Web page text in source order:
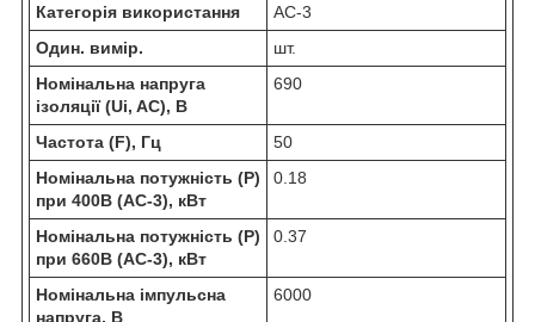
Категорія використання
АС-3
Один. вимір.
шт.
Номінальна напруга
ізоляції (Ui, AC), В
690
Частота (F), Гц
50
Номінальна потужність (Р)
при 400В (AC-3), кВт
0.18
Номінальна потужність (Р)
при 660В (AC-3), кВт
0.37
Номінальна імпульсна
напруга, В
6000